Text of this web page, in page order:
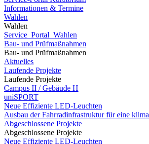
Informationen & Termine
Wahlen
Wahlen
Service_Portal_Wahlen
Bau- und Prüfmaßnahmen
Bau- und Prüfmaßnahmen
Aktuelles
Laufende Projekte
Laufende Projekte
Campus II / Gebäude H
uniSPORT
Neue Effiziente LED-Leuchten
Ausbau der Fahrradinfrastruktur für eine
Abgeschlossene Projekte
Abgeschlossene Projekte
Neue Effiziente LED-Leuchten